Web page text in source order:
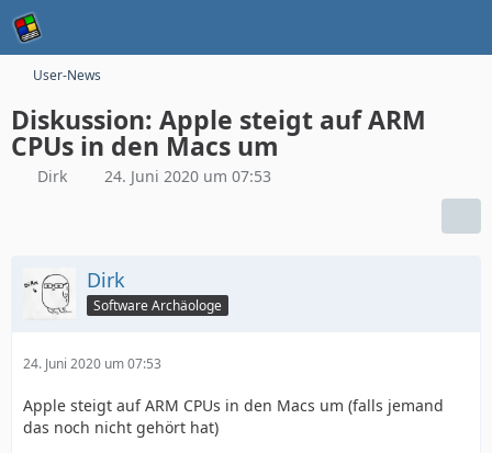
User-News
Diskussion: Apple steigt auf ARM
CPUs in den Macs um
Dirk 24. Juni 2020 um 07:53
Dirk
Software Archäologe
24. Juni 2020 um 07:53
Apple steigt auf ARM CPUs in den Macs um (falls jemand
das noch nicht gehört hat)